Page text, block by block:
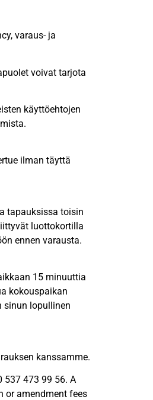
varaus- ja
voivat tarjota
käyttöehtojen
ilman täyttä
tapauksissa toisin
luottokortilla
ennen varausta.
15 minuuttia
kokouspaikan
sinun lopullinen
kanssamme.
537 473 99 56. A
or amendment fees